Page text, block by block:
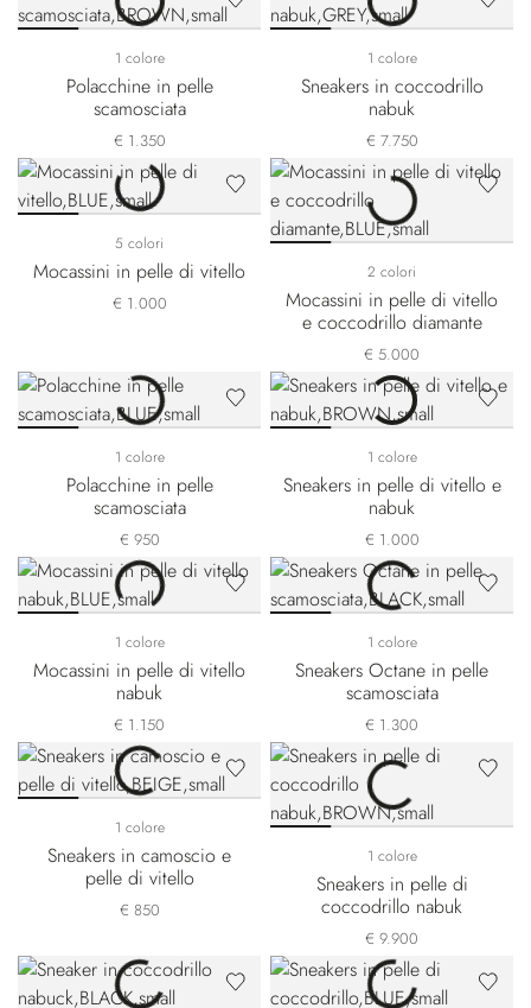
1 colore
Polacchine in pelle
scamosciata
€ 1.350
1 colore
Sneakers in coccodrillo
nabuk
€ 7.750
5 colori
Mocassini in pelle di vitello
€ 1.000
2 colori
Mocassini in pelle di vitello
e coccodrillo diamante
€ 5.000
1 colore
Polacchine in pelle
scamosciata
€ 950
1 colore
Sneakers in pelle di vitello e
nabuk
€ 1.000
1 colore
Mocassini in pelle di vitello
nabuk
€ 1.150
1 colore
Sneakers Octane in pelle
scamosciata
€ 1.300
1 colore
Sneakers in camoscio e
pelle di vitello
€ 850
1 colore
Sneakers in pelle di
coccodrillo nabuk
€ 9.900